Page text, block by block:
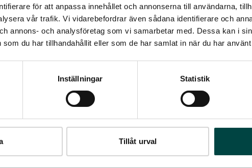
för att anpassa innehållet och annonserna till användarna,
vår trafik. Vi vidarebefordrar även sådana identifierare och
annons- och analysföretag som vi samarbetar med. Dessa kan i
som du har tillhandahållit eller som de har samlat in när du har
Inställningar Statistik
Tillåt urval
bærende flyderamme,
vandplanter etableres.
vådområde kan gøre en
til at hjælpe!